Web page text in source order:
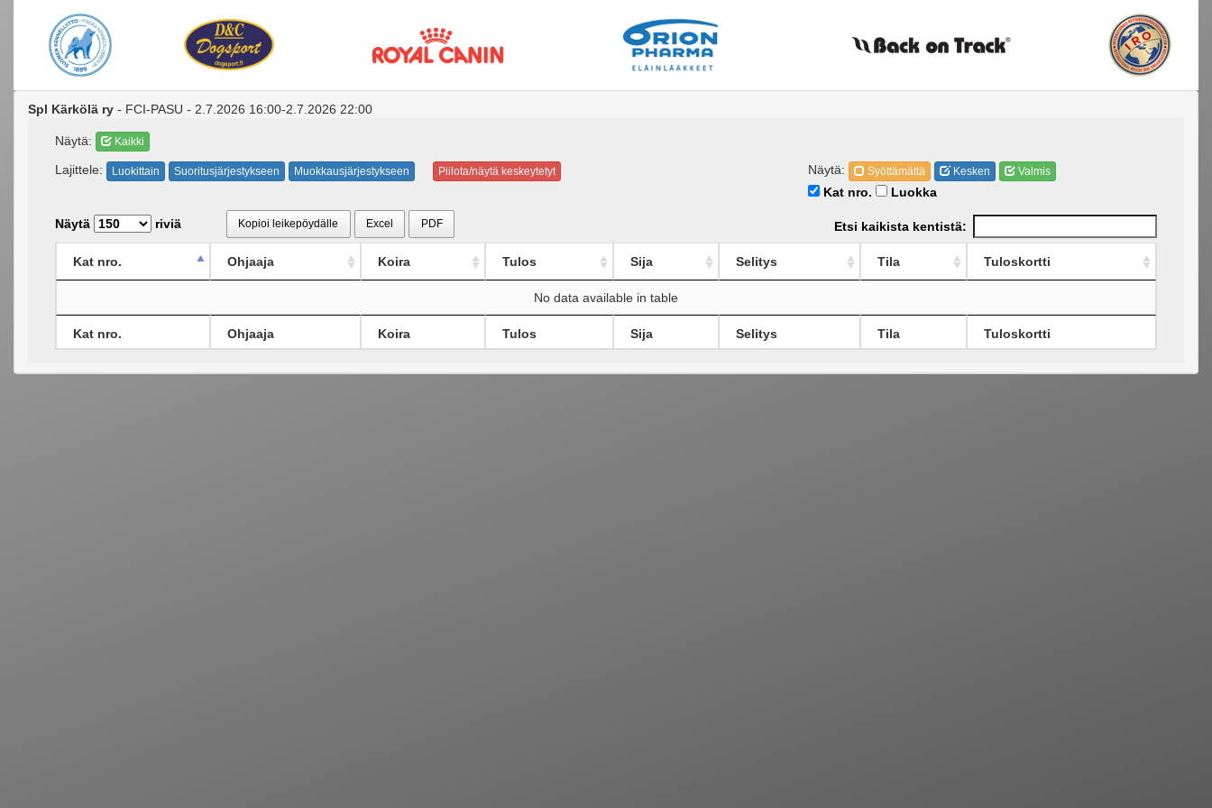
Spl Kärkölä ry - FCI-PASU - 2.7.2026 16:00-2.7.2026 22:00
Näytä: Kaikki
Lajittele: Luokittain Suoritusjärjestykseen Muokkausjärjestykseen Piilota/näytä keskeytetyt Näytä: Syöttämättä Kesken Valmis
Kat nro. Luokka
Näytä riviä Kopioi leikepöydälle Excel PDF Etsi kaikista kentistä:
Kat nro. Ohjaaja Koira Tulos Sija Selitys Tila Tuloskortti
No data available in table
Kat nro. Ohjaaja Koira Tulos Sija Selitys Tila Tuloskortti